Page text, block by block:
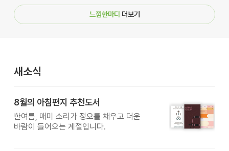
느낌한마디 더보기
새소식
8월의 아침편지 추천도서
한여름, 매미 소리가 정오를 채우고 더운
바람이 들어오는 계절입니다.